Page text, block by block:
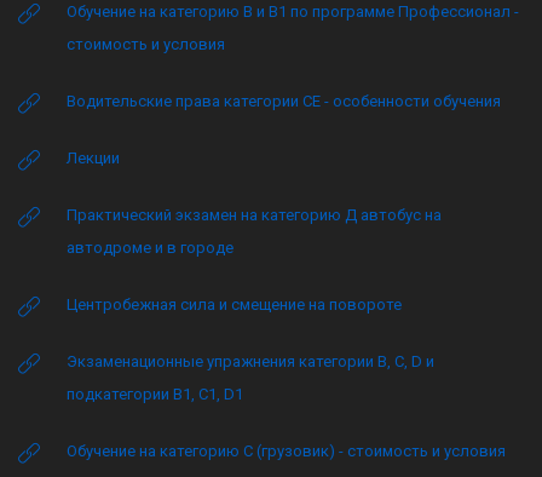
Обучение на категорию B и B1 по программе Профессионал -
стоимость и условия
Водительские права категории CE - особенности обучения
Лекции
Практический экзамен на категорию Д автобус на
автодроме и в городе
Центробежная сила и смещение на повороте
Экзаменационные упражнения категории B, C, D и
подкатегории B1, C1, D1
Обучение на категорию C (грузовик) - стоимость и условия